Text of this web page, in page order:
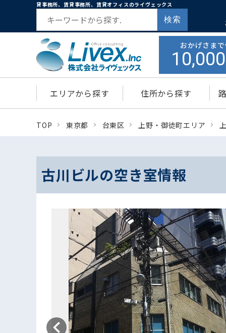
貸事務所、賃貸事務所、賃貸オフィスのライヴェックス
検索
おかげさま
10,000
エリアから探す 住所から探す
TOP 東京都 台東区 上野・御徒町エリア
古川ビルの空き室情報